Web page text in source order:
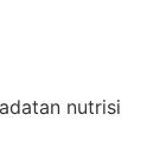
nutrisi